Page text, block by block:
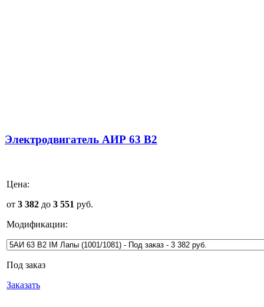
Электродвигатель АИР 63 В2
Цена:
от 3 382 до 3 551 руб.
Модификации:
Под заказ
Заказать